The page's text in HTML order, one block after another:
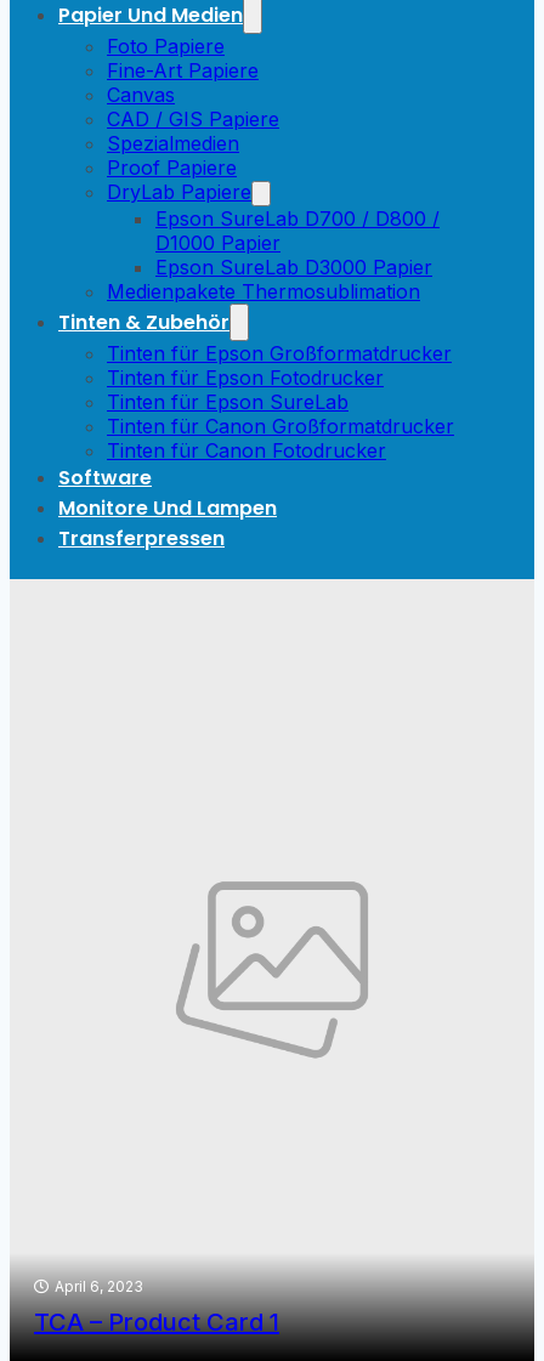
Papier Und Medien
Foto Papiere
Fine-Art Papiere
Canvas
CAD / GIS Papiere
Spezialmedien
Proof Papiere
DryLab Papiere
Epson SureLab D700 / D800 /
D1000 Papier
Epson SureLab D3000 Papier
Medienpakete Thermosublimation
Tinten & Zubehör
Tinten für Epson Großformatdrucker
Tinten für Epson Fotodrucker
Tinten für Epson SureLab
Tinten für Canon Großformatdrucker
Tinten für Canon Fotodrucker
Software
Monitore Und Lampen
Transferpressen
April 6, 2023
TCA – Product Card 1
{{post_excerpt | length:20}}